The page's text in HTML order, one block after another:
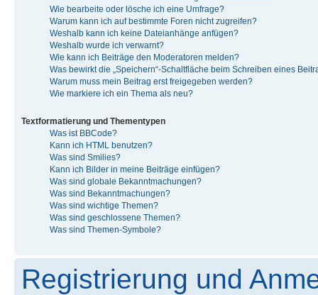
Wie bearbeite oder lösche ich eine Umfrage?
Warum kann ich auf bestimmte Foren nicht zugreifen?
Weshalb kann ich keine Dateianhänge anfügen?
Weshalb wurde ich verwarnt?
Wie kann ich Beiträge den Moderatoren melden?
Was bewirkt die „Speichern“-Schaltfläche beim Schreiben eines
Warum muss mein Beitrag erst freigegeben werden?
Wie markiere ich ein Thema als neu?
Textformatierung und Thementypen
Was ist BBCode?
Kann ich HTML benutzen?
Was sind Smilies?
Kann ich Bilder in meine Beiträge einfügen?
Was sind globale Bekanntmachungen?
Was sind Bekanntmachungen?
Was sind wichtige Themen?
Was sind geschlossene Themen?
Was sind Themen-Symbole?
Registrierung und